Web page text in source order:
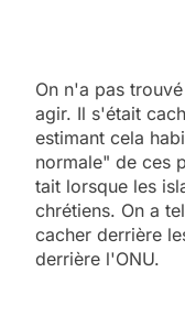
On n'a pas
agir. Il s'était
estimant cela
normale" de ces
tait lorsque les
chrétiens. On a
cacher derrière
derrière l'ONU.